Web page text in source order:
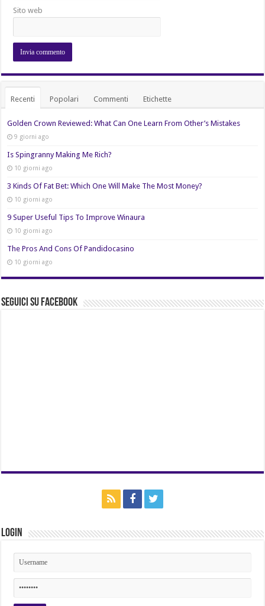
Sito web
Recenti Popolari Commenti Etichette
Golden Crown Reviewed: What Can One Learn From Other’s Mistakes
9 giorni ago
Is Spingranny Making Me Rich?
10 giorni ago
3 Kinds Of Fat Bet: Which One Will Make The Most Money?
10 giorni ago
9 Super Useful Tips To Improve Winaura
10 giorni ago
The Pros And Cons Of Pandidocasino
10 giorni ago
Seguici su Facebook
Login